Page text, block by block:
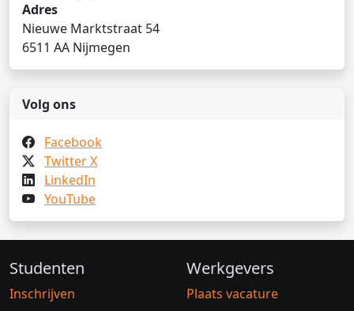
Adres
Nieuwe Marktstraat 54
6511 AA Nijmegen
Volg ons
Facebook
Twitter X
LinkedIn
YouTube
Studenten
Inschrijven
Werkgevers
Plaats vacature